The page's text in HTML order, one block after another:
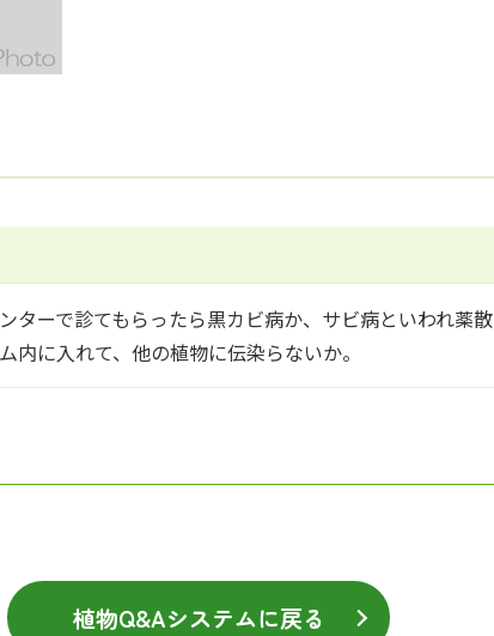
ターで診てもらったら黒カビ病か、サビ病といわれ薬散
内に入れて、他の植物に伝染らないか。
植物Q&Aシステムに戻る